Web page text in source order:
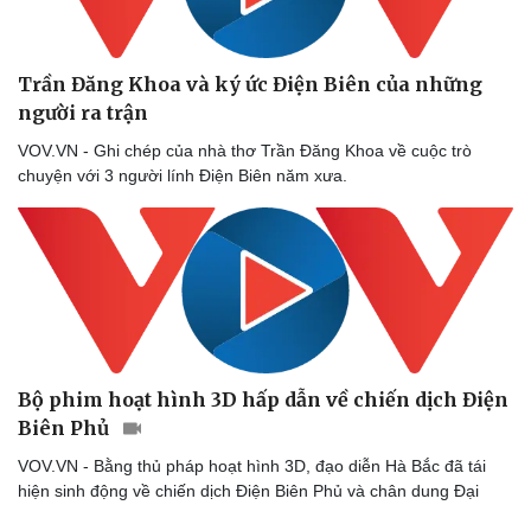
Thể thao
Bóng đá
Lịch thi đấu bóng đá
Thế giới thể thao
Hậu trường
Ô tô - Xe máy
Xe máy
Trần Đăng Khoa và ký ức Điện Biên của những
người ra trận
VOV.VN - Ghi chép của nhà thơ Trần Đăng Khoa về cuộc trò
chuyện với 3 người lính Điện Biên năm xưa.
Bộ phim hoạt hình 3D hấp dẫn về chiến dịch Điện
Biên Phủ
VOV.VN - Bằng thủ pháp hoạt hình 3D, đạo diễn Hà Bắc đã tái
hiện sinh động về chiến dịch Điện Biên Phủ và chân dung Đại